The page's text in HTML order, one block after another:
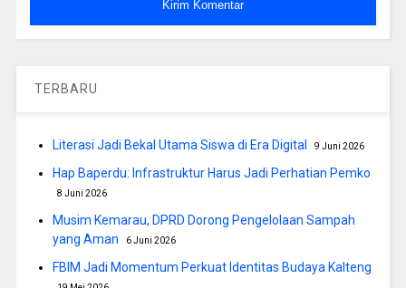
TERBARU
Literasi Jadi Bekal Utama Siswa di Era Digital 9 Juni 2026
Hap Baperdu: Infrastruktur Harus Jadi Perhatian Pemko
8 Juni 2026
Musim Kemarau, DPRD Dorong Pengelolaan Sampah
yang Aman
6 Juni 2026
FBIM Jadi Momentum Perkuat Identitas Budaya Kalteng